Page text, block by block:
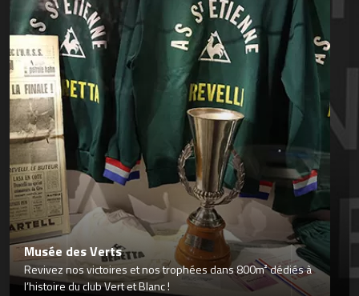
Musée des Verts
Revivez nos victoires et nos trophées dans 800m² dédiés à
l’histoire du club Vert et Blanc !